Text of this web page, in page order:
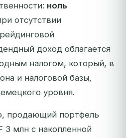
ноль
отсутствии
доход облагается
налогом, который, в
и налоговой базы,
уровня.
продающий портфель
3 млн с накопленной